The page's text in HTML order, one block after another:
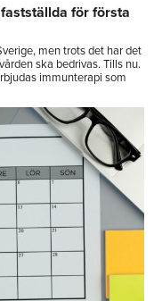
för första
men trots det har det
ska bedrivas. Tills nu.
immunterapi som